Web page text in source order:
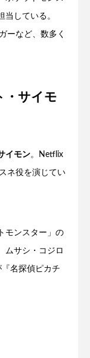
当している。
ーなど、数多く
・サイモ
イモン。Netflix
ネ役を演じてい
モンスター」の
ムサシ・コジロ
名探偵ピカチ